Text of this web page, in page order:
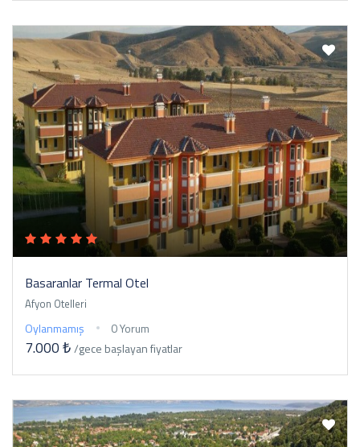
Basaranlar Termal Otel
Afyon Otelleri
Oylanmamış 0 Yorum
7.000 ₺/gece başlayan fiyatlar